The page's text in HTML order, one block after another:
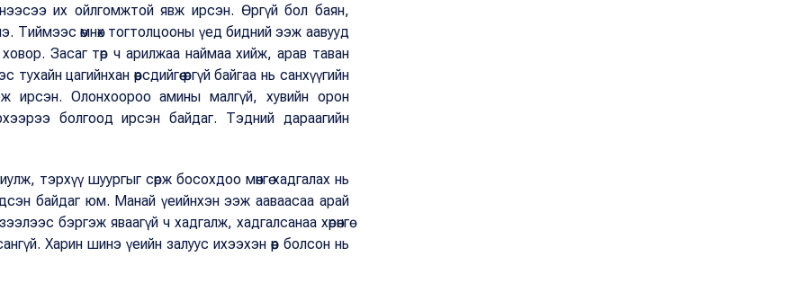
их ойлгомжтой явж ирсэн. Өргүй бол баян,
Тиймээс өмнөх тогтолцооны үед бидний ээж аавууд
ховор. Засаг төр ч арилжаа наймаа хийж, арав таван
цагийнхан өөрсдийгөө өргүй байгаа нь санхүүгийн
ирсэн. Олонхоороо амины малгүй, хувийн орон
болгоод ирсэн байдаг. Тэдний дараагийн
тэрхүү шуургыг сөрж босохдоо мөнгө хадгалах нь
байдаг юм. Манай үеийнхэн ээж ааваасаа арай
бэргэж яваагүй ч хадгалж, хадгалсанаа хөрөнгө
Харин шинэ үеийн залуус ихээхэн өөр болсон нь